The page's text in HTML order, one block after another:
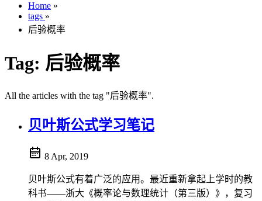
Home »
tags »
后验概率
Tag: 后验概率
All the articles with the tag "后验概率".
贝叶斯公式学习笔记
8 Apr, 2019
贝叶斯公式有着广泛的应用。最近重新拿起上学时的教
科书——浙大《概率论与数理统计（第三版）》，复习